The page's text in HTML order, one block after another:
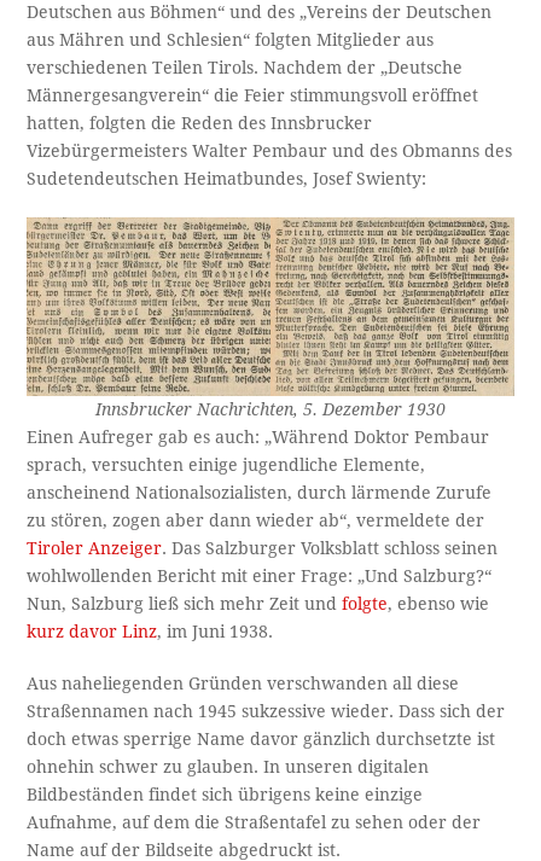
Deutschen aus Böhmen“ und des „Vereins der Deutschen
aus Mähren und Schlesien“ folgten Mitglieder aus
verschiedenen Teilen Tirols. Nachdem der „Deutsche
Männergesangverein“ die Feier stimmungsvoll eröffnet
hatten, folgten die Reden des Innsbrucker
Vizebürgermeisters Walter Pembaur und des Obmanns des
Sudetendeutschen Heimatbundes, Josef Swienty:
Innsbrucker Nachrichten, 5. Dezember 1930
Einen Aufreger gab es auch: „Während Doktor Pembaur
sprach, versuchten einige jugendliche Ele­mente,
anscheinend Nationalsozialisten, durch lärmende Zurufe
zu stören, zogen aber dann wieder ab“, vermeldete der
Tiroler Anzeiger. Das Salzburger Volksblatt schloss seinen
wohlwollenden Bericht mit einer Frage: „Und Salzburg?“
Nun, Salzburg ließ sich mehr Zeit und folgte, ebenso wie
kurz davor Linz, im Juni 1938.
Aus naheliegenden Gründen verschwanden all diese
Straßennamen nach 1945 sukzessive wieder. Dass sich der
doch etwas sperrige Name davor gänzlich durchsetzte ist
ohnehin schwer zu glauben. In unseren digitalen
Bildbeständen findet sich übrigens keine einzige
Aufnahme, auf dem die Straßentafel zu sehen oder der
Name auf der Bildseite abgedruckt ist.